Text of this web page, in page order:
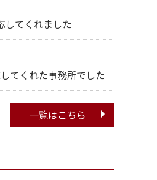
してくれました
てくれた事務所でした
一覧はこちら